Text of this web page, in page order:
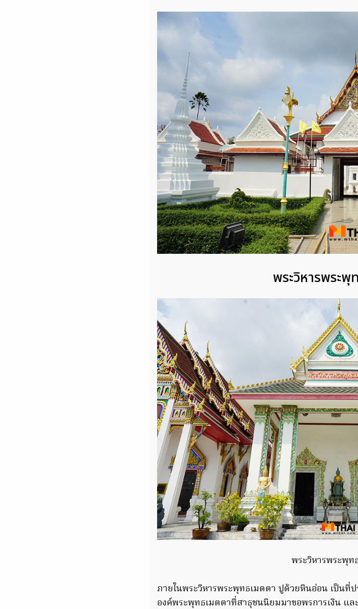
พระวิหารพระพุ
พระวิหารพระพุท
ภายในพระวิหารพระพุทธเมตตา ปูด้วยหินอ่อน เป็นที่
องค์พระพุทธเมตตาที่สาธุชนนิยมมาขอพรการเงิน แล